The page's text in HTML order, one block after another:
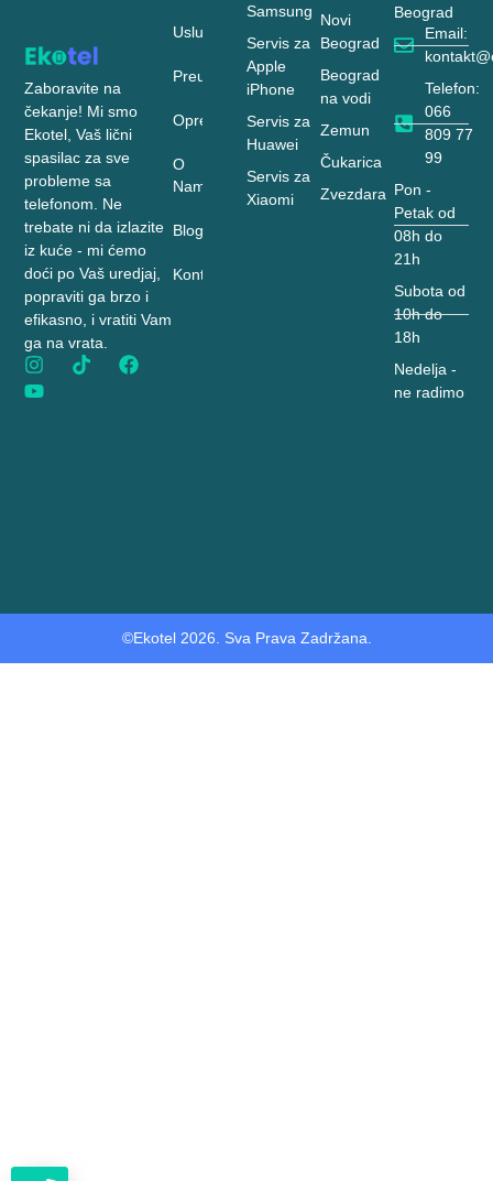
Zaboravite na
čekanje! Mi smo
Ekotel, Vaš lični
spasilac za sve
probleme sa
telefonom. Ne
trebate ni da izlazite
iz kuće - mi ćemo
doći po Vaš uredjaj,
popraviti ga brzo i
efikasno, i vratiti Vam
ga na vrata.
Novi
Beograd
Beograd
na vodi
Zemun
Čukarica
Zvezdara
Samsung
Servis za
Apple
iPhone
Servis za
Huawei
Servis za
Xiaomi
Usluge
Preuzimanje
Oprema
O
Nama
Blog
Kontakt
Beograd
Email:
Telefon:
066
809 77
99
Pon -
Petak od
08h do
21h
Subota od
10h do
18h
Nedelja -
ne radimo
©Ekotel 2026. Sva Prava Zadržana.